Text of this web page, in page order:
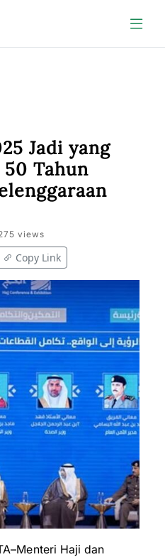
Jadi yang
Tahun
views
Copy Link
Haji dan